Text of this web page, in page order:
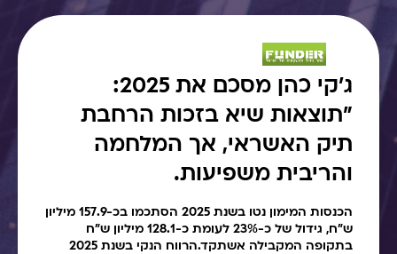
ג׳קי כהן מסכם את 2025:
"תוצאות שיא בזכות הרחבת
תיק האשראי, אך המלחמה
והריבית משפיעות.
הכנסות המימון נטו בשנת 2025 הסתכמו בכ-157.9 מיליון
ש"ח, גידול של כ-23% לעומת כ-128.1 מיליון ש"ח
בתקופה המקבילה אשתקד.הרווח הנקי בשנת 2025